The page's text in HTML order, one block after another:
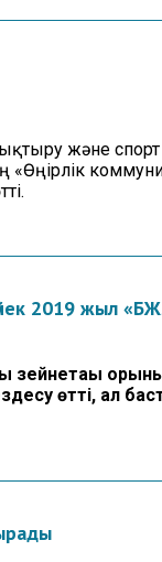
және
«Өңірлік
2019 жыл
зейнетақы
өтті, ал